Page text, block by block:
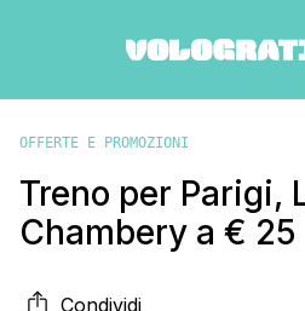
OFFERTE E PROMOZIONI
Treno per Parigi,
Chambery a € 25
Condividi